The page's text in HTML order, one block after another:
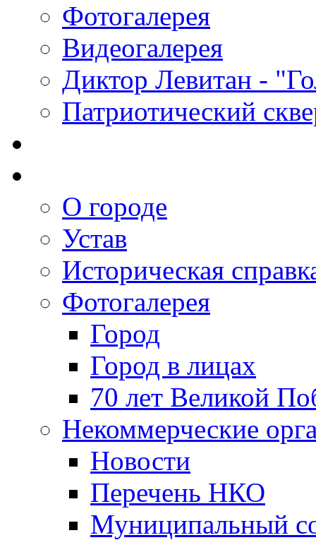
Фотогалерея
Видеогалерея
Диктор Левитан -
Патриотический
О городе
Устав
Историческая
Фотогалерея
Город
Город в лицах
70 лет Великой
Некоммерческие
Новости
Перечень НКО
Муниципальный